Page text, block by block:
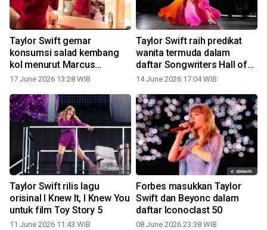
Taylor Swift gemar
konsumsi salad kembang
kol menurut Marcus
Mumford
17 June 2026 13:28 WIB
Taylor Swift raih predikat
wanita termuda dalam
daftar Songwriters Hall of
Fame
14 June 2026 17:04 WIB
Taylor Swift rilis lagu
orisinal I Knew It, I Knew You
untuk film Toy Story 5
11 June 2026 11:43 WIB
Forbes masukkan Taylor
Swift dan Beyonc dalam
daftar Iconoclast 50
08 June 2026 23:38 WIB